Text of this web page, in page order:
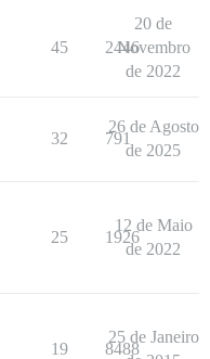
45 2446
20 de
Novembro
de 2022
32 791
26 de Agosto
de 2025
25 1926
12 de Maio
de 2022
19 8488
25 de Janeiro